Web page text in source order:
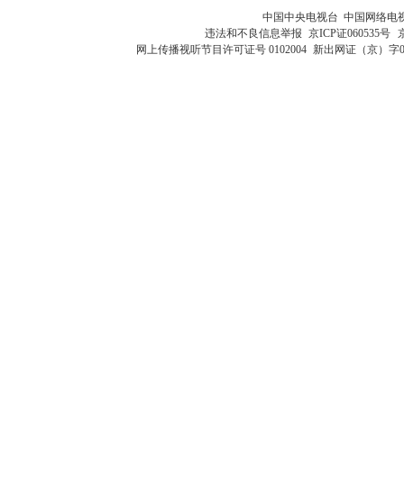
中国中央电视台 中国网络电
违法和不良信息举报 京ICP证060535号
网上传播视听节目许可证号 0102004 新出网证（京）